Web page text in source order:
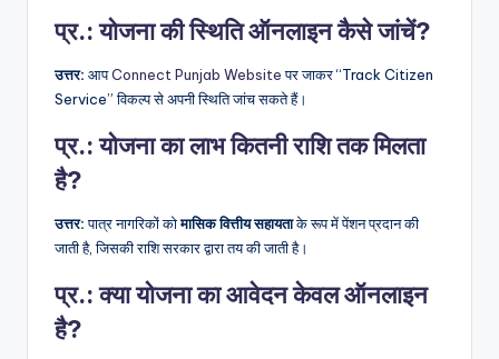
प्र.: योजना की स्थिति ऑनलाइन कैसे जांचें?
उत्तर: आपConnect Punjab Websiteपर जाकर “Track Citizen
Service” विकल्प से अपनी स्थिति जांच सकते हैं।
प्र.: योजना का लाभ कितनी राशि तक मिलता
है?
उत्तर:पात्र नागरिकों कोमासिक वित्तीय सहायताके रूप में पेंशन प्रदान की
जाती है, जिसकी राशि सरकार द्वारा तय की जाती है।
प्र.: क्या योजना का आवेदन केवल ऑनलाइन
है?